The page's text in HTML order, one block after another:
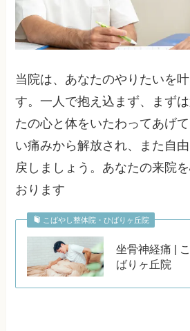
当院は、あなたのやりたいを
す。一人で抱え込まず、まず
たの心と体をいたわってあげ
い痛みから解放され、また自
戻しましょう。あなたの来院
おります
こばやし整体院・ひばりヶ丘院
坐骨神経痛 |
ばりヶ丘院